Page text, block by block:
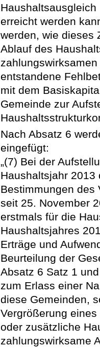
erreicht werden
werden, wie dieses
Ablauf des
entstandene
mit dem
Gemeinde zur
Nach Absatz 6
eingefügt:
„(7) Bei der
Haushaltsjahr 2013
Bestimmungen des
seit 25. November
erstmals für die
Haushaltsjahres
Erträge und
Beurteilung der
Absatz 6 Satz 1
zum Erlass einer
diese Gemeinden,
Vergrößerung
oder zusätzliche
zahlungswirksame